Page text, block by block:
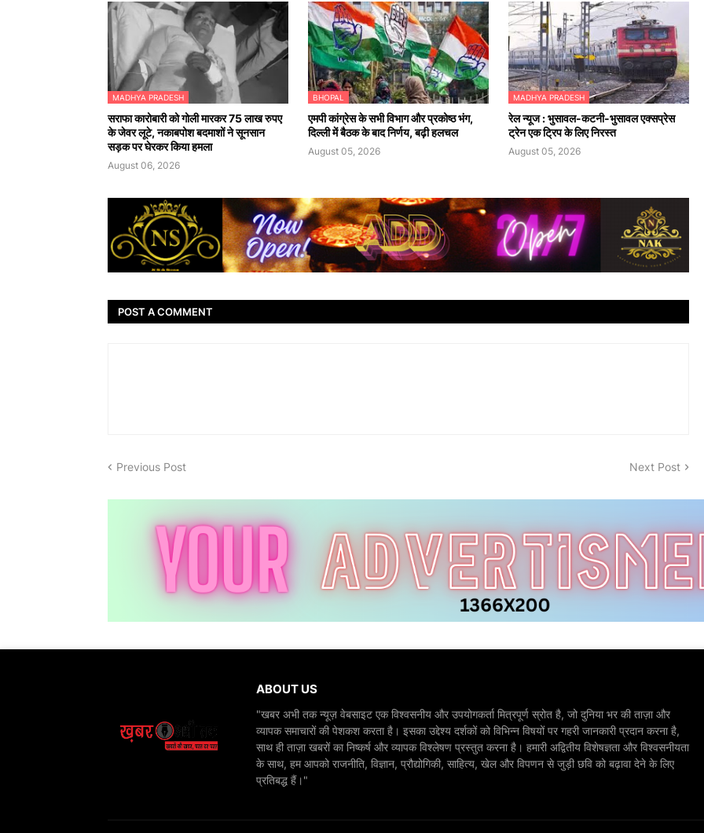
MADHYA PRADESH
सराफा कारोबारी को गोली मारकर 75 लाख रुपए
के जेवर लूटे, नकाबपोश बदमाशों ने सूनसान
सड़क पर घेरकर किया हमला
August 06, 2026
BHOPAL
एमपी कांग्रेस के सभी विभाग और प्रकोष्ठ भंग,
दिल्ली में बैठक के बाद निर्णय, बढ़ी हलचल
August 05, 2026
MADHYA PRADESH
रेल न्यूज : भुसावल-कटनी-भुसावल एक्सप्रेस
ट्रेन एक ट्रिप के लिए निरस्त
August 05, 2026
POST A COMMENT
Previous Post Next Post
ABOUT US
"खबर अभी तक न्यूज़ वेबसाइट एक विश्वसनीय और उपयोगकर्ता मित्रपूर्ण स्रोत है, जो दुनिया भर की ताज़ा और
व्यापक समाचारों की पेशकश करता है। इसका उद्देश्य दर्शकों को विभिन्न विषयों पर गहरी जानकारी प्रदान करना है,
साथ ही ताज़ा खबरों का निष्कर्ष और व्यापक विश्लेषण प्रस्तुत करना है। हमारी अद्वितीय विशेषज्ञता और विश्वसनीयता
के साथ, हम आपको राजनीति, विज्ञान, प्रौद्योगिकी, साहित्य, खेल और विपणन से जुड़ी छवि को बढ़ावा देने के लिए
प्रतिबद्ध हैं।"